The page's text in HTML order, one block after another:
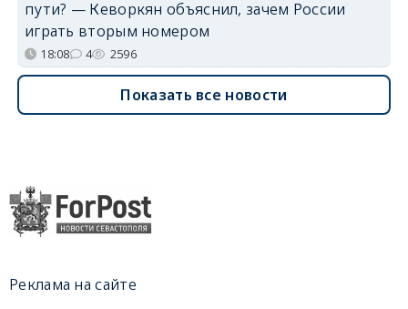
пути? — Кеворкян объяснил, зачем России
играть вторым номером
18:08 4 2596
Показать все новости
Реклама на сайте